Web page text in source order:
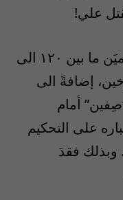
علي!
٣- كلفت الحروبُ الثلاثة المسلميَن ما بين ١٢٠ الى
إضافةً الى
أمام
على التحكيم
وبذلك فقدَ